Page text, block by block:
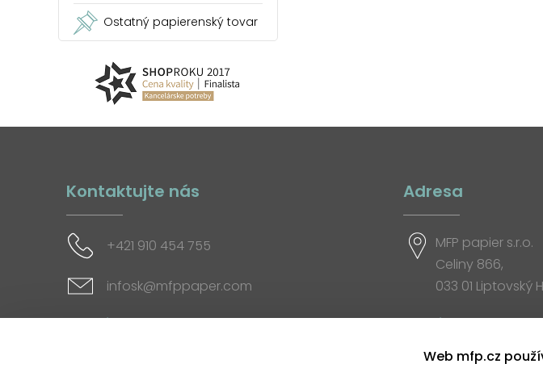
Ostatný papierenský tovar
Kontaktujte nás
+421 910 454 755
infosk@mfppaper.com
Sociálne siete
Adresa
MFP papier s.r.o.
Celiny 866,
033 01 Liptovský
Otváracia doba
Web mfp.cz